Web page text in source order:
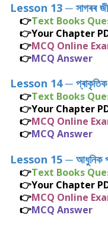
Lesson 13 ─ সাগৰৰ
👉Text Books
👉Your Chapter
👉MCQ Online
👉MCQ Answer
Lesson 14─
👉Text Books
👉Your Chapter
👉MCQ Online
👉MCQ Answer
Lesson 15 ─ আধুনিক
👉Text Books
👉Your Chapter
👉MCQ Online
👉MCQ Answer